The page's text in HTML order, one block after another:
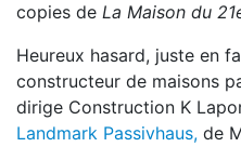
copies de La Maison du
Heureux hasard, juste en
constructeur de maisons
dirige Construction K
Landmark Passivhaus, de